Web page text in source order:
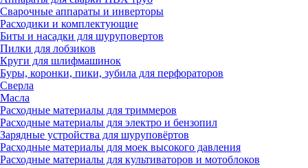
Сварочные аппараты и инверторы
Расходики и комплектующие
Биты и насадки для шуруповертов
Пилки для лобзиков
Круги для шлифмашинок
Буры, коронки, пики, зубила для перфораторов
Сверла
Масла
Расходные материалы для триммеров
Расходные материалы для электро и бензопил
Зарядные устройства для шуруповёртов
Расходные материалы для моек высокого давления
Расходные материалы для культиваторов и мотоблоков